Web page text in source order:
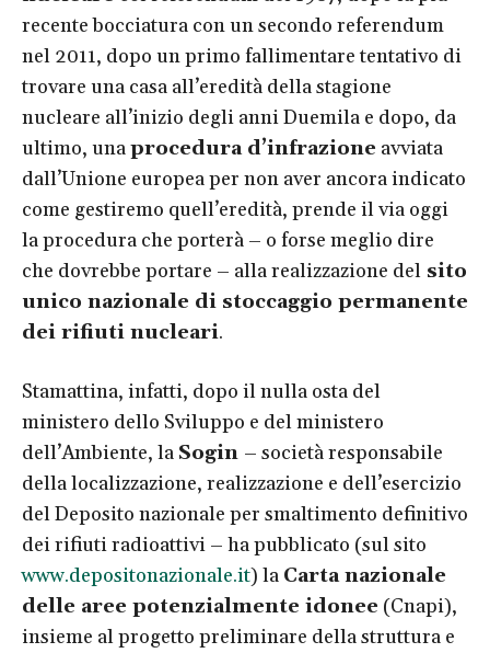
recente bocciatura con un secondo referendum
nel 2011, dopo un primo fallimentare tentativo di
trovare una casa all’eredità della stagione
nucleare all’inizio degli anni Duemila e dopo, da
ultimo, unaprocedura d’infrazione avviata
dall’Unione europea per non aver ancora indicato
come gestiremo quell’eredità, prende il via oggi
la procedura che porterà – o forse meglio dire
che dovrebbe portare – alla realizzazione del sito
unico nazionale di stoccaggio permanente
dei rifiuti nucleari.
Stamattina, infatti, dopo il nulla osta del
ministero dello Sviluppo e del ministero
dell’Ambiente, la Sogin – società responsabile
della localizzazione, realizzazione e dell’esercizio
del Deposito nazionale per smaltimento definitivo
dei rifiuti radioattivi – ha pubblicato (sul sito
www.depositonazionale.it) la Carta nazionale
delle aree potenzialmente idonee (Cnapi),
insieme al progetto preliminare della struttura e